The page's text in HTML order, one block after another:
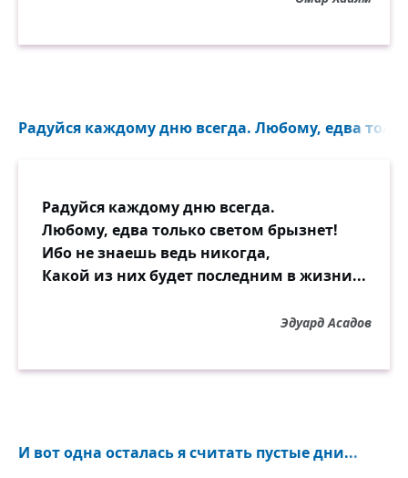
Ему блаженство знать! безверие одно,
Несчастного влечёт до хладных врат
могилы,
Радуйся каждому дню всегда. Любому, едва
Радуйся каждому дню всегда.
Любому, едва только светом брызнет!
Ибо не знаешь ведь никогда,
Какой из них будет последним в жизни...
Эдуард Асадов
И вот одна осталась я считать пустые дни...